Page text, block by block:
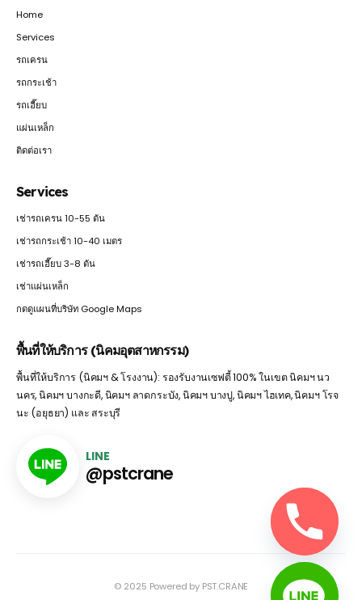
Home
Services
รถเครน
รถกระเช้า
รถเฮี๊ยบ
แผ่นเหล็ก
ติดต่อเรา
Services
เช่ารถเครน 10-55 ตัน
เช่ารถกระเช้า 10-40 เมตร
เช่ารถเฮี๊ยบ 3-8 ตัน
เช่าแผ่นเหล็ก
กดดูแผนที่บริษัท Google Maps
พื้นที่ให้บริการ (นิคมอุตสาหกรรม)
พื้นที่ให้บริการ (นิคมฯ & โรงงาน): รองรับงานเซฟตี้ 100% ในเขต นิคมฯ นว
นคร, นิคมฯ บางกะดี, นิคมฯ ลาดกระบัง, นิคมฯ บางปู, นิคมฯ ไฮเทค, นิคมฯ โรจ
นะ (อยุธยา) และ สระบุรี
LINE
@pstcrane
© 2025 Powered by PST.CRANE